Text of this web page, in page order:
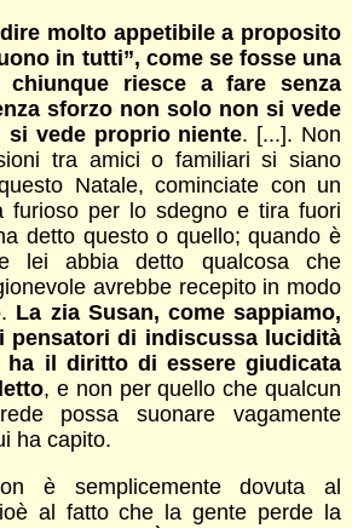
molto appetibile a proposito
in tutti”, come se fosse una
riesce a fare senza
sforzo non solo non si vede
si vede proprio niente. [...]. Non
tra amici o familiari si siano
Natale, cominciate con un
furioso per lo sdegno e tira fuori
detto questo o quello; quando è
lei abbia detto qualcosa che
avrebbe recepito in modo
La zia Susan, come sappiamo,
pensatori di indiscussa lucidità
ha il diritto di essere giudicata
, e non per quello che qualcun
possa suonare vagamente
ha capito.
è semplicemente dovuta al
al fatto che la gente perde la